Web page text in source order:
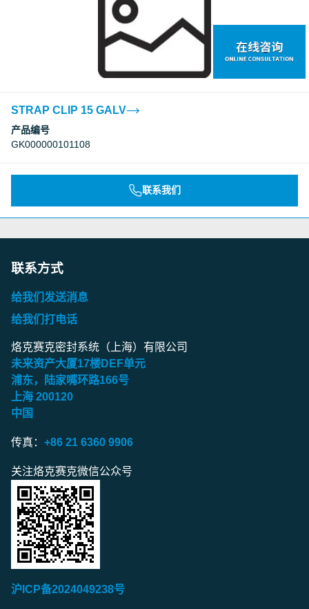
STRAP CLIP 15 GALV
产品编号
GK000000101108
联系我们
联系方式
给我们发送消息
给我们打电话
烙克赛克密封系统（上海）有限公司
未来资产大厦17楼DEF单元
浦东，陆家嘴环路166号
上海 200120
中国
传真： +86 21 6360 9906
关注烙克赛克微信公众号
沪ICP备2024049238号